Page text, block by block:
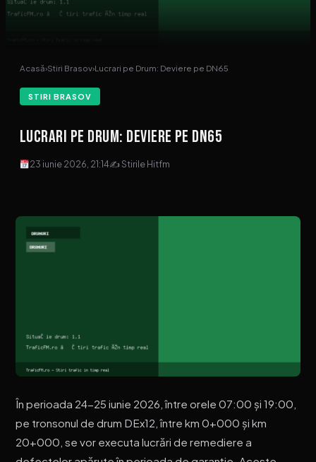
Acasă›Stiri Brasov›Lucrari pe Drum: Deviere pe DN65
STIRI BRASOV
Lucrari pe Drum: Deviere pe DN65
23 iunie 2026, 21:14✍ Stirile Hitfm
În perioada 24-25 iunie 2026, între orele 07:00 și 19:00,
pe tronsonul de drum DEx12, între km 0+000 și km
20+000, se vor executa lucrări de remediere a